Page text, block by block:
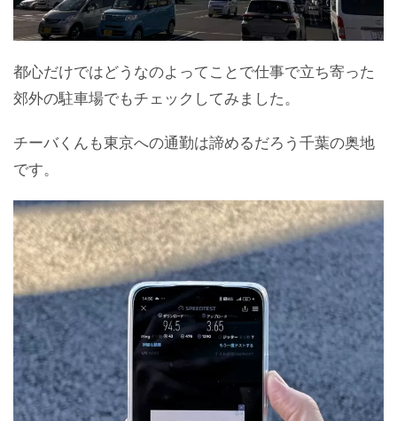
都心だけではどうなのよってことで仕事で立ち寄った
郊外の駐車場でもチェックしてみました。
チーバくんも東京への通勤は諦めるだろう千葉の奥地
です。